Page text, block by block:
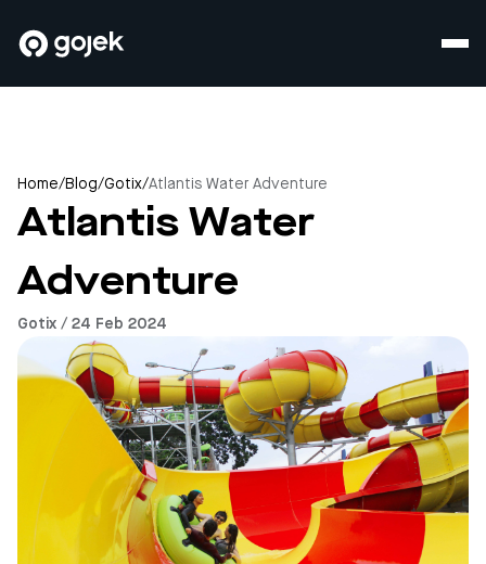
Home/Blog/Gotix/Atlantis Water Adventure
Atlantis Water
Adventure
Gotix / 24 Feb 2024